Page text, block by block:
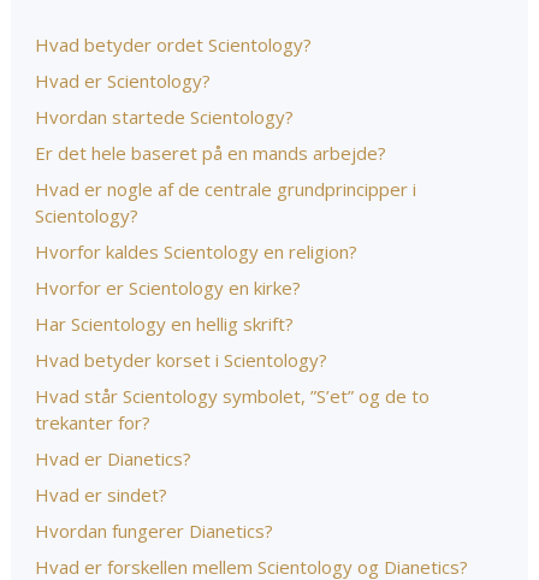
Hvad betyder ordet Scientology?
Hvad er Scientology?
Hvordan startede Scientology?
Er det hele baseret på en mands arbejde?
Hvad er nogle af de centrale grundprincipper i
Scientology?
Hvorfor kaldes Scientology en religion?
Hvorfor er Scientology en kirke?
Har Scientology en hellig skrift?
Hvad betyder korset i Scientology?
Hvad står Scientology symbolet, ”S’et” og de to
trekanter for?
Hvad er Dianetics?
Hvad er sindet?
Hvordan fungerer Dianetics?
Hvad er forskellen mellem Scientology og Dianetics?